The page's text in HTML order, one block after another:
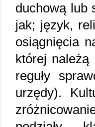
duchową lub
jak; język,
osiągnięcia
której należą
reguły
urzędy).